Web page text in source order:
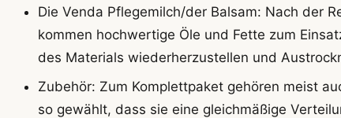
Die Venda Pflegemilch/der Balsam: Nach der
kommen hochwertige Öle und Fette zum
des Materials wiederherzustellen und
Zubehör: Zum Komplettpaket gehören meist
so gewählt, dass sie eine gleichmäßige